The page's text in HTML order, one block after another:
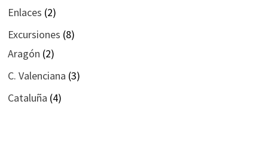
Enlaces (2)
Excursiones (8)
Aragón (2)
C. Valenciana (3)
Cataluña (4)